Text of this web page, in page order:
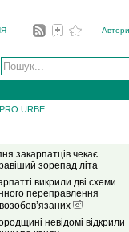
PRO URBE
закарпатців чекає
зорепад літа
викрили дві схеми
переправлення
невідомі відкрили